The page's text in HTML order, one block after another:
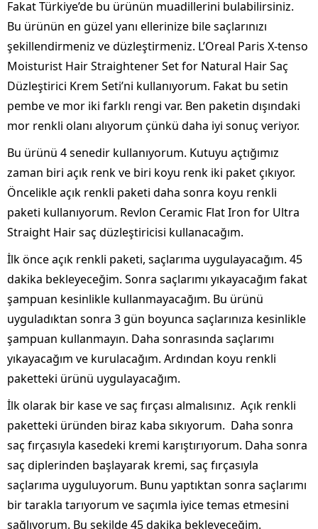
Fakat Türkiye’de bu ürünün muadillerini bulabilirsiniz.
Bu ürünün en güzel yanı ellerinize bile saçlarınızı
şekillendirmeniz ve düzleştirmeniz. L’Oreal Paris X-tenso
Moisturist Hair Straightener Set for Natural Hair Saç
Düzleştirici Krem Seti’ni kullanıyorum. Fakat bu setin
pembe ve mor iki farklı rengi var. Ben paketin dışındaki
mor renkli olanı alıyorum çünkü daha iyi sonuç veriyor.
Bu ürünü 4 senedir kullanıyorum. Kutuyu açtığımız
zaman biri açık renk ve biri koyu renk iki paket çıkıyor.
Öncelikle açık renkli paketi daha sonra koyu renkli
paketi kullanıyorum. Revlon Ceramic Flat Iron for Ultra
Straight Hair saç düzleştiricisi kullanacağım.
İlk önce açık renkli paketi, saçlarıma uygulayacağım. 45
dakika bekleyeceğim. Sonra saçlarımı yıkayacağım fakat
şampuan kesinlikle kullanmayacağım. Bu ürünü
uyguladıktan sonra 3 gün boyunca saçlarınıza kesinlikle
şampuan kullanmayın. Daha sonrasında saçlarımı
yıkayacağım ve kurulacağım. Ardından koyu renkli
paketteki ürünü uygulayacağım.
İlk olarak bir kase ve saç fırçası almalısınız. Açık renkli
paketteki üründen biraz kaba sıkıyorum. Daha sonra
saç fırçasıyla kasedeki kremi karıştırıyorum. Daha sonra
saç diplerinden başlayarak kremi, saç fırçasıyla
saçlarıma uyguluyorum. Bunu yaptıktan sonra saçlarımı
bir tarakla tarıyorum ve saçımla iyice temas etmesini
sağlıyorum. Bu şekilde 45 dakika bekleyeceğim.